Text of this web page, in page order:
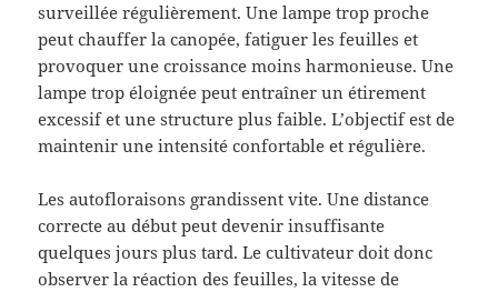
surveillée régulièrement. Une lampe trop proche
peut chauffer la canopée, fatiguer les feuilles et
provoquer une croissance moins harmonieuse. Une
lampe trop éloignée peut entraîner un étirement
excessif et une structure plus faible. L’objectif est de
maintenir une intensité confortable et régulière.
Les autofloraisons grandissent vite. Une distance
correcte au début peut devenir insuffisante
quelques jours plus tard. Le cultivateur doit donc
observer la réaction des feuilles, la vitesse de